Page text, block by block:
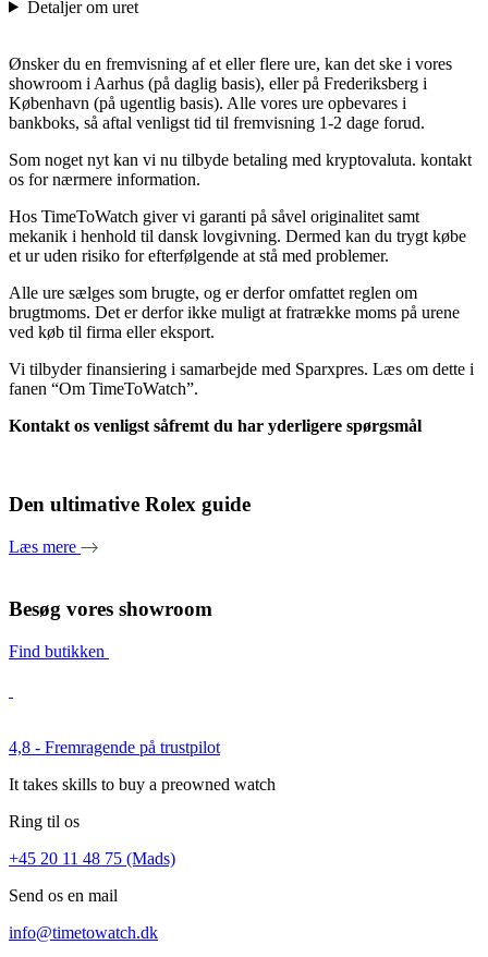
Detaljer om uret
Ønsker du en fremvisning af et eller flere ure, kan det ske i vores
showroom i Aarhus (på daglig basis), eller på Frederiksberg i
København (på ugentlig basis). Alle vores ure opbevares i
bankboks, så aftal venligst tid til fremvisning 1-2 dage forud.
Som noget nyt kan vi nu tilbyde betaling med kryptovaluta. kontakt
os for nærmere information.
Hos TimeToWatch giver vi garanti på såvel originalitet samt
mekanik i henhold til dansk lovgivning. Dermed kan du trygt købe
et ur uden risiko for efterfølgende at stå med problemer.
Alle ure sælges som brugte, og er derfor omfattet reglen om
brugtmoms. Det er derfor ikke muligt at fratrække moms på urene
ved køb til firma eller eksport.
Vi tilbyder finansiering i samarbejde med Sparxpres. Læs om dette i
fanen “Om TimeToWatch”.
Kontakt os venligst såfremt du har yderligere spørgsmål
Den ultimative Rolex guide
Læs mere
Besøg vores showroom
Find butikken
4,8 - Fremragende på trustpilot
It takes skills to buy a preowned watch
Ring til os
+45 20 11 48 75 (Mads)
Send os en mail
info@timetowatch.dk